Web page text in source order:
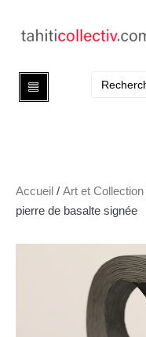
Accueil / Art et Collection
pierre de basalte signée